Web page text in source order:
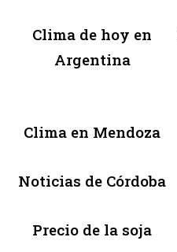
Clima de hoy en
Argentina
Clima en Mendoza
Noticias de Córdoba
Precio de la soja